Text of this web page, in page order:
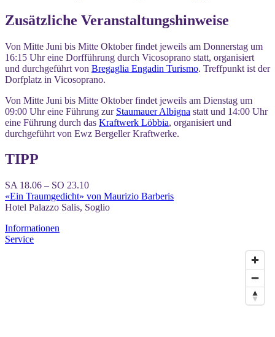
Zusätzliche Veranstaltungshinweise
Von Mitte Juni bis Mitte Oktober findet jeweils am Donnerstag um
16:15 Uhr eine Dorfführung durch Vicosoprano statt, organisiert
und durchgeführt von Bregaglia Engadin Turismo. Treffpunkt ist der
Dorfplatz in Vicosoprano.
Von Mitte Juni bis Mitte Oktober findet jeweils am Dienstag um
09:00 Uhr eine Führung zur Staumauer Albigna statt und 14:00 Uhr
eine Führung durch das Kraftwerk Löbbia, organisiert und
durchgeführt von Ewz Bergeller Kraftwerke.
TIPP
SA 18.06 – SO 23.10
«Ein Traumgedicht» von Maurizio Barberis
Hotel Palazzo Salis, Soglio
Informationen
Service